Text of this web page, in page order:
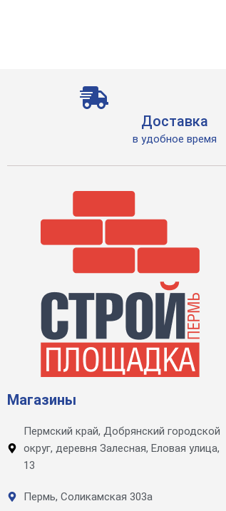
Доставка
в удобное время
Магазины
Пермский край, Добрянский городской
округ, деревня Залесная, Еловая улица,
13
Пермь, Соликамская 303а